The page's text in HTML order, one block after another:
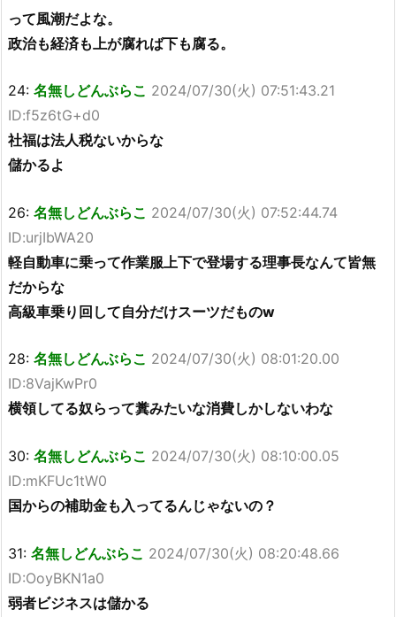
って風潮だよな。
政治も経済も上が腐れば下も腐る。
24: 名無しどんぶらこ 2024/07/30(火) 07:51:43.21
ID:f5z6tG+d0
社福は法人税ないからな
儲かるよ
26: 名無しどんぶらこ 2024/07/30(火) 07:52:44.74
ID:urjIbWA20
軽自動車に乗って作業服上下で登場する理事長なんて皆無
だからな
高級車乗り回して自分だけスーツだものw
28: 名無しどんぶらこ 2024/07/30(火) 08:01:20.00
ID:8VajKwPr0
横領してる奴らって糞みたいな消費しかしないわな
30: 名無しどんぶらこ 2024/07/30(火) 08:10:00.05
ID:mKFUc1tW0
国からの補助金も入ってるんじゃないの？
31: 名無しどんぶらこ 2024/07/30(火) 08:20:48.66
ID:OoyBKN1a0
弱者ビジネスは儲かる